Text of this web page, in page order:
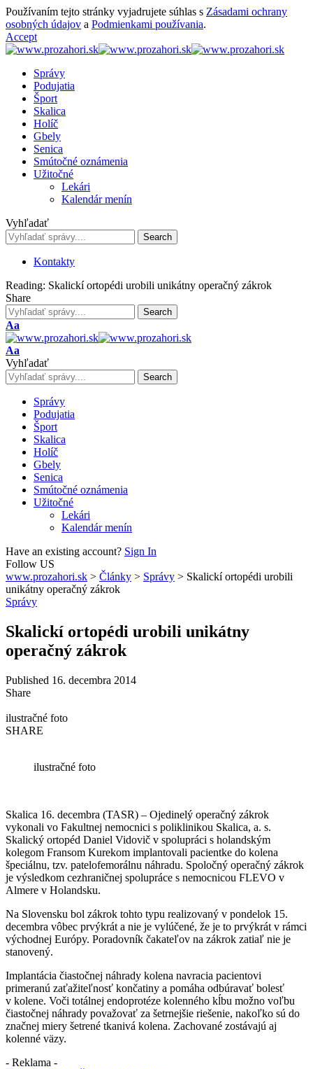
Používaním tejto stránky vyjadrujete súhlas s Zásadami ochrany
osobných údajov a Podmienkami používania.
Accept
Správy
Podujatia
Šport
Skalica
Holíč
Gbely
Senica
Smútočné oznámenia
Užitočné
Lekári
Kalendár menín
Vyhľadať
Kontakty
Reading: Skalickí ortopédi urobili unikátny operačný zákrok
Share
Font
Resizer
Aa
Font
Resizer
Aa
Vyhľadať
Správy
Podujatia
Šport
Skalica
Holíč
Gbely
Senica
Smútočné oznámenia
Užitočné
Lekári
Kalendár menín
Have an existing account? Sign In
Follow US
www.prozahori.sk > Články > Správy > Skalickí ortopédi urobili
unikátny operačný zákrok
Správy
Skalickí ortopédi urobili unikátny
operačný zákrok
Published 16. decembra 2014
Share
ilustračné foto
SHARE
ilustračné foto
Skalica 16. decembra (TASR) – Ojedinelý operačný zákrok
vykonali vo Fakultnej nemocnici s poliklinikou Skalica, a. s.
Skalický ortopéd Daniel Vidovič v spolupráci s holandským
kolegom Fransom Kurekom implantovali pacientke do kolena
špeciálnu, tzv. patelofemorálnu náhradu. Spoločný operačný zákrok
je výsledkom cezhraničnej spolupráce s nemocnicou FLEVO v
Almere v Holandsku.
Na Slovensku bol zákrok tohto typu realizovaný v pondelok 15.
decembra vôbec prvýkrát a nie je vylúčené, že je to prvýkrát v rámci
východnej Európy. Poradovník čakateľov na zákrok zatiaľ nie je
stanovený.
Implantácia čiastočnej náhrady kolena navracia pacientovi
primeranú zaťažiteľnosť končatiny a pomáha odbúravať bolesť
v kolene. Voči totálnej endoprotéze kolenného kĺbu možno voľbu
čiastočnej náhrady považovať za šetrnejšie riešenie, nakoľko sú do
značnej miery šetrené tkanivá kolena. Zachované zostávajú aj
kolenné väzy.
- Reklama -